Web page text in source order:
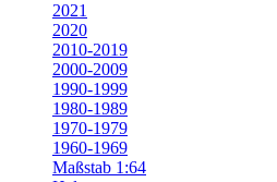
2021
2020
2010-2019
2000-2009
1990-1999
1980-1989
1970-1979
1960-1969
Maßstab 1:64